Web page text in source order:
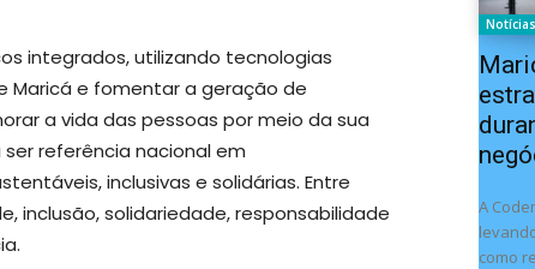
integrados, utilizando tecnologias
Maricá e fomentar a geração de
a vida das pessoas por meio da sua
referência nacional em
inclusivas e solidárias. Entre
inclusão, solidariedade, responsabilidade
Notícias
A
como